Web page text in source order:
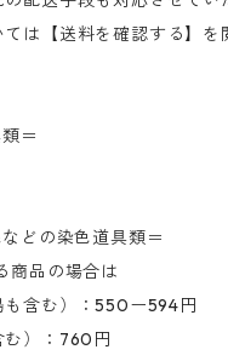
は【送料を確認する】を
＝
どの染色道具類＝
商品の場合は
含む）：550ー594円
）：760円